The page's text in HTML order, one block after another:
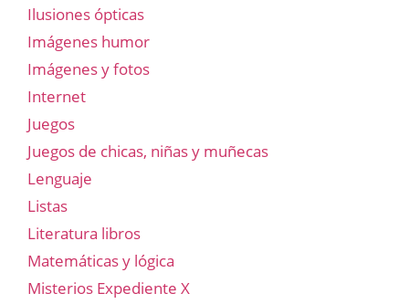
Ilusiones ópticas
Imágenes humor
Imágenes y fotos
Internet
Juegos
Juegos de chicas, niñas y muñecas
Lenguaje
Listas
Literatura libros
Matemáticas y lógica
Misterios Expediente X